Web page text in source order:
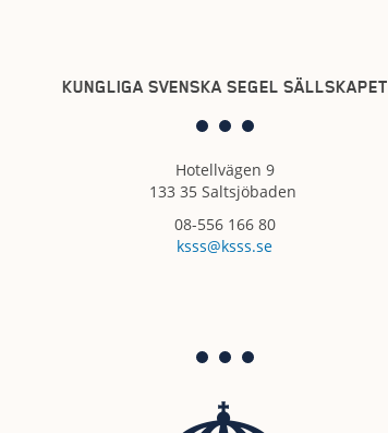
KUNGLIGA SVENSKA SEGEL SÄLLSKAPET
Hotellvägen 9
133 35 Saltsjöbaden
08-556 166 80
ksss@ksss.se